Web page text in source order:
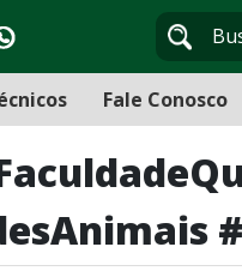
Fale Conosco